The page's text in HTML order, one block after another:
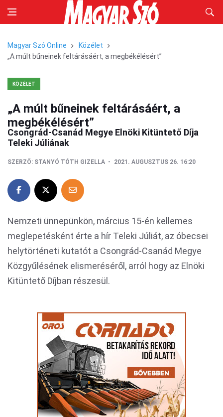
Magyar Szó Online
Közélet
„A múlt bűneinek feltárásáért, a megbékélésért”
KÖZÉLET
„A múlt bűneinek feltárásáért, a
megbékélésért”
Csongrád-Csanád Megye Elnöki Kitüntető Díja
Teleki Júliának
SZERZŐ: STANYÓ TÓTH GIZELLA 2021. AUGUSZTUS 26. 16:20
Nemzeti ünnepünkön, március 15-én kellemes
meglepetésként érte a hír Teleki Júliát, az óbecsei
helytörténeti kutatót a Csongrád-Csanád Megye
Közgyűlésének elismeréséről, arról hogy az Elnöki
Kitüntető Díjban részesül.